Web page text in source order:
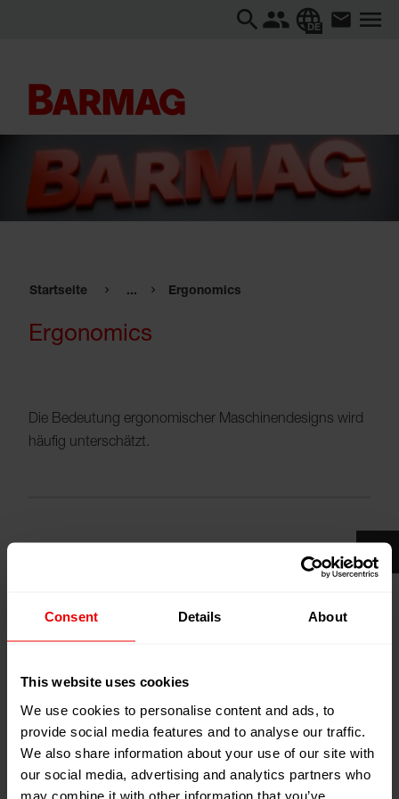
Consent Details About
This website uses cookies
We use cookies to personalise content and ads, to
provide social media features and to analyse our traffic.
We also share information about your use of our site with
our social media, advertising and analytics partners who
may combine it with other information that you’ve
DE
Startseite ... Ergonomics
Ergonomics
Die Bedeutung ergonomischer Maschinendesigns wird
häufig unterschätzt.
um das Video
Dabei unterstützen optimal gestaltete Anlagen die
wirtschaftlichen Ziele in vielerlei Hinsicht:
Lohnkostenanteile und wartungsbedingte Standzeiten